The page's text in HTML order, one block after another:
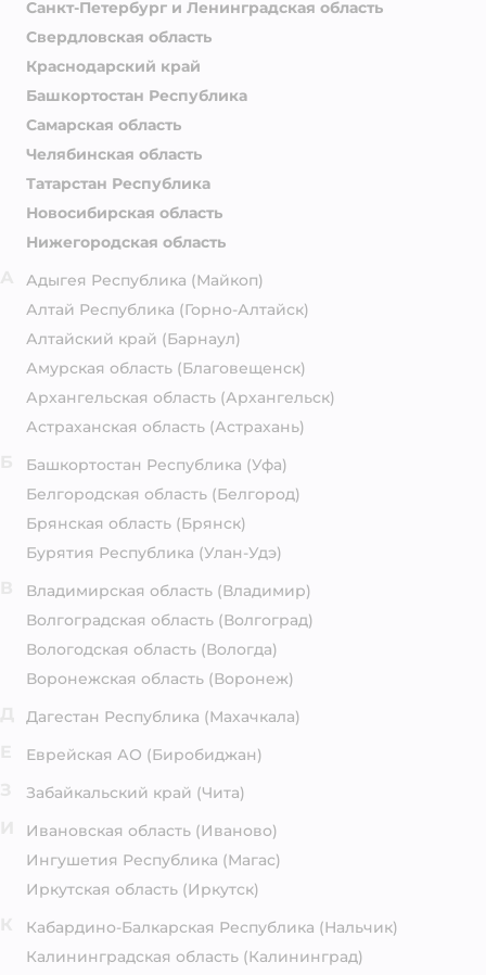
Санкт-Петербург и Ленинградская область
Свердловская область
Краснодарский край
Башкортостан Республика
Самарская область
Челябинская область
Татарстан Республика
Новосибирская область
Нижегородская область
Адыгея Республика (Майкоп)
Алтай Республика (Горно-Алтайск)
Алтайский край (Барнаул)
Амурская область (Благовещенск)
Архангельская область (Архангельск)
Астраханская область (Астрахань)
Башкортостан Республика (Уфа)
Белгородская область (Белгород)
Брянская область (Брянск)
Бурятия Республика (Улан-Удэ)
Владимирская область (Владимир)
Волгоградская область (Волгоград)
Вологодская область (Вологда)
Воронежская область (Воронеж)
Дагестан Республика (Махачкала)
Еврейская АО (Биробиджан)
Забайкальский край (Чита)
Ивановская область (Иваново)
Ингушетия Республика (Магас)
Иркутская область (Иркутск)
Кабардино-Балкарская Республика (Нальчик)
Калининградская область (Калининград)